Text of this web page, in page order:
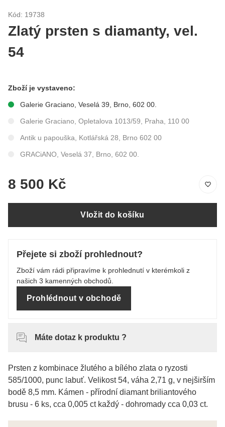
Kód: 19738
Zlatý prsten s diamanty, vel.
54
Zboží je vystaveno:
Galerie Graciano, Veselá 39, Brno, 602 00.
Galerie Graciano, Opletalova 1013/59, Praha, 110 00
Antik u papouška, Kotlářská 28, Brno 602 00
GRACiANO, Veselá 37, Brno, 602 00.
8 500 Kč
Vložit do košíku
Přejete si zboží prohlednout?
Zboží vám rádi připravíme k prohlednutí v kterémkoli z
našich 3 kamenných obchodů.
Prohlédnout v obchodě
Máte dotaz k produktu ?
Prsten z kombinace žlutého a bílého zlata o ryzosti
585/1000, punc labuť. Velikost 54, váha 2,71 g, v nejširším
bodě 8,5 mm. Kámen - přírodní diamant briliantového
brusu - 6 ks, cca 0,005 ct každý - dohromady cca 0,03 ct.